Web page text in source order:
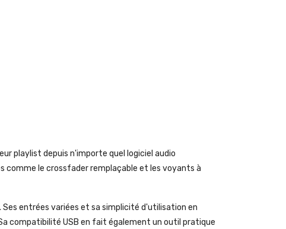
playlist depuis n'importe quel logiciel audio
comme le crossfader remplaçable et les voyants à
entrées variées et sa simplicité d'utilisation en
compatibilité USB en fait également un outil pratique